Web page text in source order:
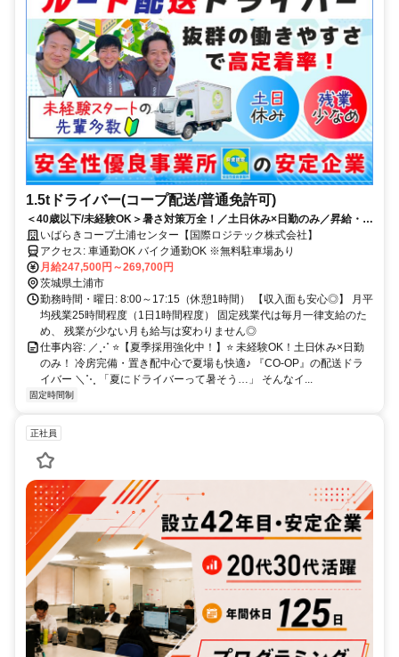
1.5tドライバー(コープ配送/普通免許可)
＜40歳以下/未経験OK＞暑さ対策万全！／土日休み×日勤のみ／昇給・賞
与あり／固定ルート配送
いばらきコープ土浦センター【国際ロジテック株式会社】
アクセス: 車通勤OK バイク通勤OK ※無料駐車場あり
月給247,500円～269,700円
茨城県土浦市
勤務時間・曜日: 8:00～17:15（休憩1時間） 【収入面も安心◎】 月平
均残業25時間程度（1日1時間程度） 固定残業代は毎月一律支給のた
め、 残業が少ない月も給与は変わりません◎
仕事内容: ／⋰ ⭐️【夏季採用強化中！】⭐️ 未経験OK！土日休み×日勤
のみ！ 冷房完備・置き配中心で夏場も快適♪ 『CO-OP』の配送ドラ
イバー ＼⋱ 「夏にドライバーって暑そう…」 そんなイ...
固定時間制
正社員